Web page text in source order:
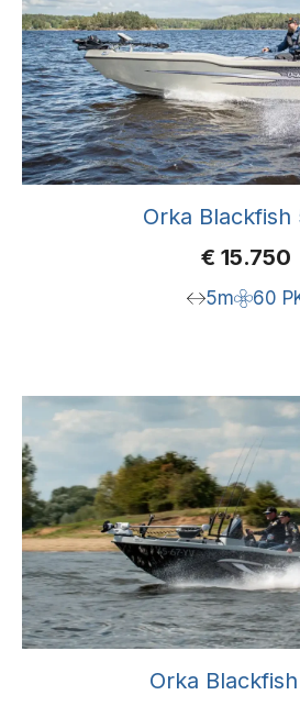
Orka Blackfish
€ 15.750
5m 60
Orka